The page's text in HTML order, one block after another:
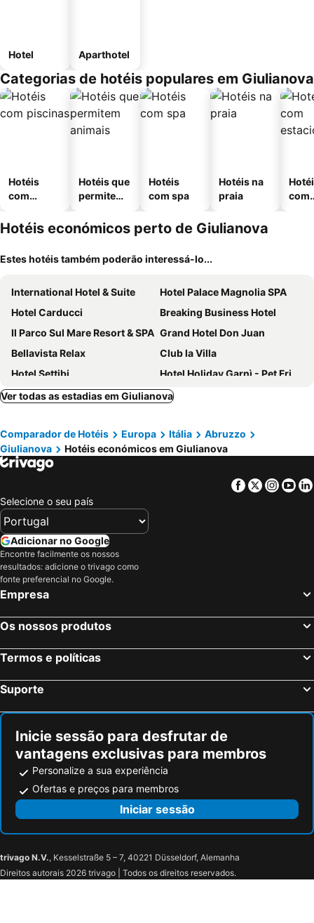
Hotel Aparthotel
Categorias de hotéis populares em Giulianova
Hotéis
com
Hotéis que
permitem
Hotéis
com spa
Hotéis na
praia
com
Hotéis económicos perto de Giulianova
Estes hotéis também poderão interessá-lo...
International Hotel & Suite
Hotel Palace Magnolia SPA
Hotel Carducci
Breaking Business Hotel
Il Parco Sul Mare Resort & SPA Grand Hotel Don Juan
Bellavista Relax
Club la Villa
Hotel Settibi
Hotel Holiday Garnì - Pet Friendly
Villa Dei Romanzi
Hotel Costa Verde
Hotel Excelsior
Liberty
Medi Garden Resort
Hotel Villa Cesare B&B
Hotel Maxim's
Hotel Parco degli Ulivi
Hotel Abruzzo
Hotel Astoria
Country House La Foggetta
Ver todas as estadias em Giulianova
Comparador de Hotéis Europa Itália
Abruzzo
Giulianova
Hotéis económicos em Giulianova
Facebook
Twitter
Selecione o seu país
Adicionar no Google
Encontre facilmente os nossos
resultados: adicione o trivago como
fonte preferencial no Google.
Empresa
Os nossos produtos
Termos e políticas
Suporte
Inicie sessão para desfrutar de
vantagens exclusivas para membros
Personalize a sua experiência
Ofertas e preços para membros
Iniciar sessão
trivago N.V., Kesselstraße 5 – 7, 40221 Düsseldorf, Alemanha
Direitos autorais 2026 trivago | Todos os direitos reservados.